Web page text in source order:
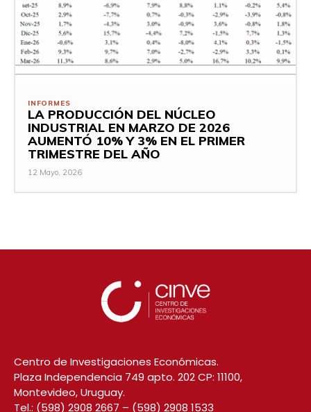
INFORMES
LA PRODUCCIÓN DEL NÚCLEO
INDUSTRIAL EN MARZO DE 2026
AUMENTÓ 10% Y 3% EN EL PRIMER
TRIMESTRE DEL AÑO
12 Mayo, 2026
Centro de Investigaciones Económicas.
Plaza Independencia 749 apto. 202 CP: 11100,
Montevideo, Uruguay.
Tel.: (598) 2908 2667 – (598) 2908 1533